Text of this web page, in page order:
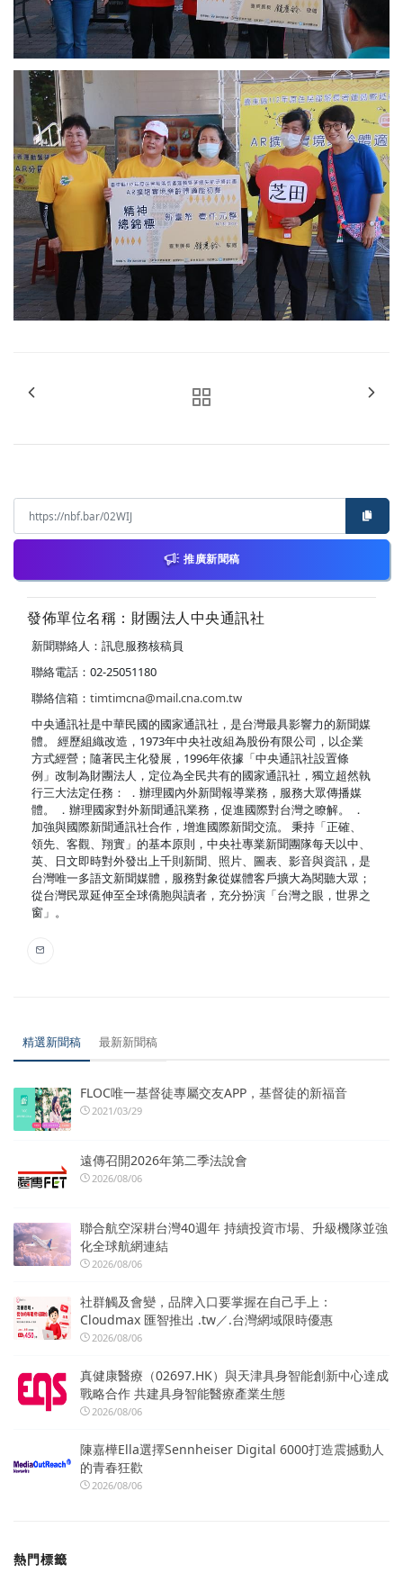
推廣新聞稿
發佈單位名稱：財團法人中央通訊社
新聞聯絡人：訊息服務核稿員
聯絡電話：02-25051180
聯絡信箱： timtimcna@mail.cna.com.tw
中央通訊社是中華民國的國家通訊社，是台灣最具影響力的新聞媒
體。 經歷組織改造，1973年中央社改組為股份有限公司，以企業
方式經營；隨著民主化發展，1996年依據「中央通訊社設置條
例」改制為財團法人，定位為全民共有的國家通訊社，獨立超然執
行三大法定任務： ．辦理國內外新聞報導業務，服務大眾傳播媒
體。 ．辦理國家對外新聞通訊業務，促進國際對台灣之瞭解。 ．
加強與國際新聞通訊社合作，增進國際新聞交流。 秉持「正確、
領先、客觀、翔實」的基本原則，中央社專業新聞團隊每天以中、
英、日文即時對外發出上千則新聞、照片、圖表、影音與資訊，是
台灣唯一多語文新聞媒體，服務對象從媒體客戶擴大為閱聽大眾；
從台灣民眾延伸至全球僑胞與讀者，充分扮演「台灣之眼，世界之
窗」。
精選新聞稿 最新新聞稿
FLOC唯一基督徒專屬交友APP，基督徒的新福音
2021/03/29
遠傳召開2026年第二季法說會
2026/08/06
聯合航空深耕台灣40週年 持續投資市場、升級機隊並強
化全球航網連結
2026/08/06
社群觸及會變，品牌入口要掌握在自己手上：
Cloudmax 匯智推出 .tw／.台灣網域限時優惠
2026/08/06
真健康醫療（02697.HK）與天津具身智能創新中心達成
戰略合作 共建具身智能醫療產業生態
2026/08/06
陳嘉樺Ella選擇Sennheiser Digital 6000打造震撼動人
的青春狂歡
2026/08/06
熱門標籤